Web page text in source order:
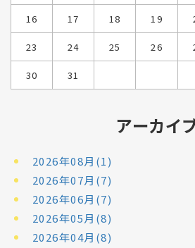
16 17 18 19
23 24 25 26
30 31
アーカイ
2026年08月(1)
2026年07月(7)
2026年06月(7)
2026年05月(8)
2026年04月(8)